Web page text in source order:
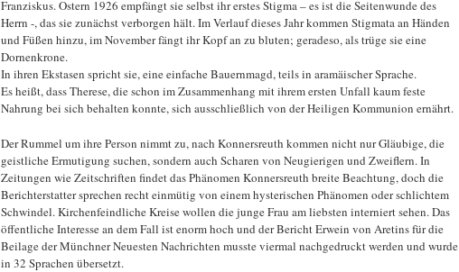
Franziskus. Ostern 1926 empfängt sie selbst ihr erstes Stigma – es ist die Seitenwunde des
Herrn -, das sie zunächst verborgen hält. Im Verlauf dieses Jahr kommen Stigmata an Händen
und Füßen hinzu, im November fängt ihr Kopf an zu bluten; geradeso, als trüge sie eine
Dornenkrone.
In ihren Ekstasen spricht sie, eine einfache Bauernmagd, teils in aramäischer Sprache.
Es heißt, dass Therese, die schon im Zusammenhang mit ihrem ersten Unfall kaum feste
Nahrung bei sich behalten konnte, sich ausschließlich von der Heiligen Kommunion ernährt.
Der Rummel um ihre Person nimmt zu, nach Konnersreuth kommen nicht nur Gläubige, die
geistliche Ermutigung suchen, sondern auch Scharen von Neugierigen und Zweiflern. In
Zeitungen wie Zeitschriften findet das Phänomen Konnersreuth breite Beachtung, doch die
Berichterstatter sprechen recht einmütig von einem hysterischen Phänomen oder schlichtem
Schwindel. Kirchenfeindliche Kreise wollen die junge Frau am liebsten interniert sehen. Das
öffentliche Interesse an dem Fall ist enorm hoch und der Bericht Erwein von Aretins für die
Beilage der Münchner Neuesten Nachrichten musste viermal nachgedruckt werden und wurde
in 32 Sprachen übersetzt.